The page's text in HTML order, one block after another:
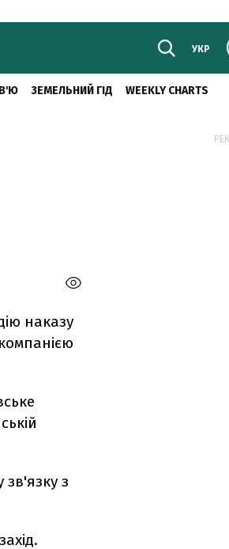
УКР
ЗЕМЕЛЬНИЙ ГІД WEEKLY CHARTS
наказу
зв'язку з